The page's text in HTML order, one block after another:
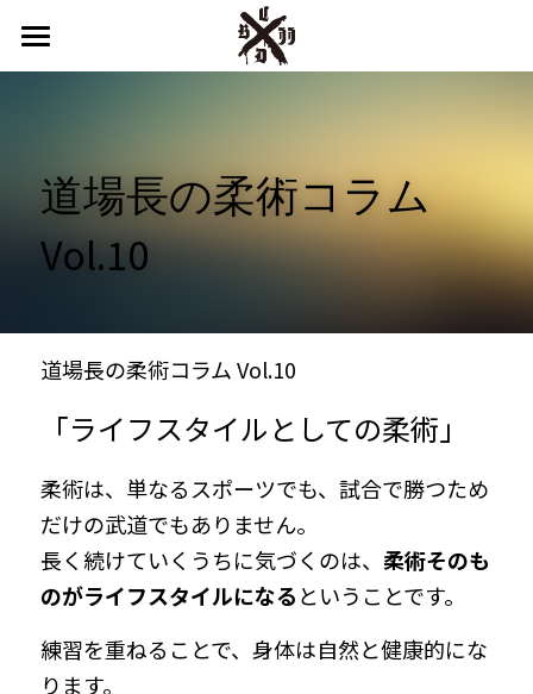
HOME
カルぺ新潟とは
SACO KIDS
設備
スケジュール
よくある質問
our Instagram
025-378-5739
info@saco-workoutwell.jp
道場長の柔術コラム
Vol.10
道場長の柔術コラム Vol.10
「ライフスタイルとしての柔術」
柔術は、単なるスポーツでも、試合で勝つため
だけの武道でもありません。
長く続けていくうちに気づくのは、 柔術そのも
のがライフスタイルになるということです。
練習を重ねることで、身体は自然と健康的にな
ります。